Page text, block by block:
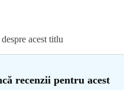
acest titlu
recenzii pentru acest